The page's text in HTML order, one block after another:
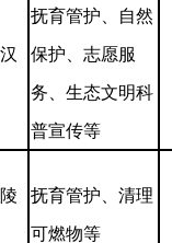
抚育管护、自然
保护、志愿服
务、生态文明科
普宣传等
抚育管护、清理
可燃物等